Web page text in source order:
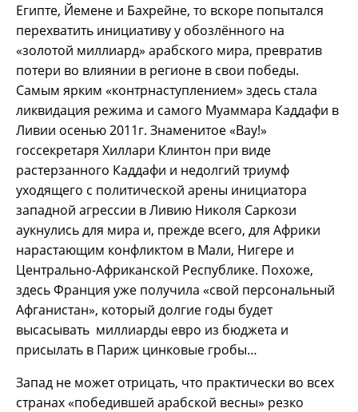
Египте, Йемене и Бахрейне, то вскоре попытался
перехватить инициативу у обозлённого на
«золотой миллиард» арабского мира, превратив
потери во влиянии в регионе в свои победы.
Самым ярким «контрнаступлением» здесь стала
ликвидация режима и самого Муаммара Каддафи в
Ливии осенью 2011г. Знаменитое «Вау!»
госсекретаря Хиллари Клинтон при виде
растерзанного Каддафи и недолгий триумф
уходящего с политической арены инициатора
западной агрессии в Ливию Николя Саркози
аукнулись для мира и, прежде всего, для Африки
нарастающим конфликтом в Мали, Нигере и
Центрально-Африканской Республике. Похоже,
здесь Франция уже получила «свой персональный
Афганистан», который долгие годы будет
высасывать миллиарды евро из бюджета и
присылать в Париж цинковые гробы…
Запад не может отрицать, что практически во всех
странах «победившей арабской весны» резко